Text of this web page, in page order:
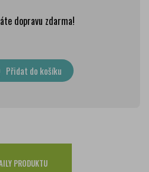
dopravu zdarma!
zdarma
79 Kč
zdarma
Přidat do košíku
PRODUKTU